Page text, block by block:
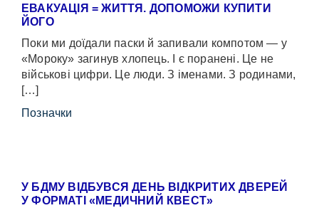
ЕВАКУАЦІЯ = ЖИТТЯ. ДОПОМОЖИ КУПИТИ
ЙОГО
Поки ми доїдали паски й запивали компотом — у
«Мороку» загинув хлопець. І є поранені. Це не
військові цифри. Це люди. З іменами. З родинами,
[…]
Позначки
У БДМУ ВІДБУВСЯ ДЕНЬ ВІДКРИТИХ ДВЕРЕЙ
У ФОРМАТІ «МЕДИЧНИЙ КВЕСТ»